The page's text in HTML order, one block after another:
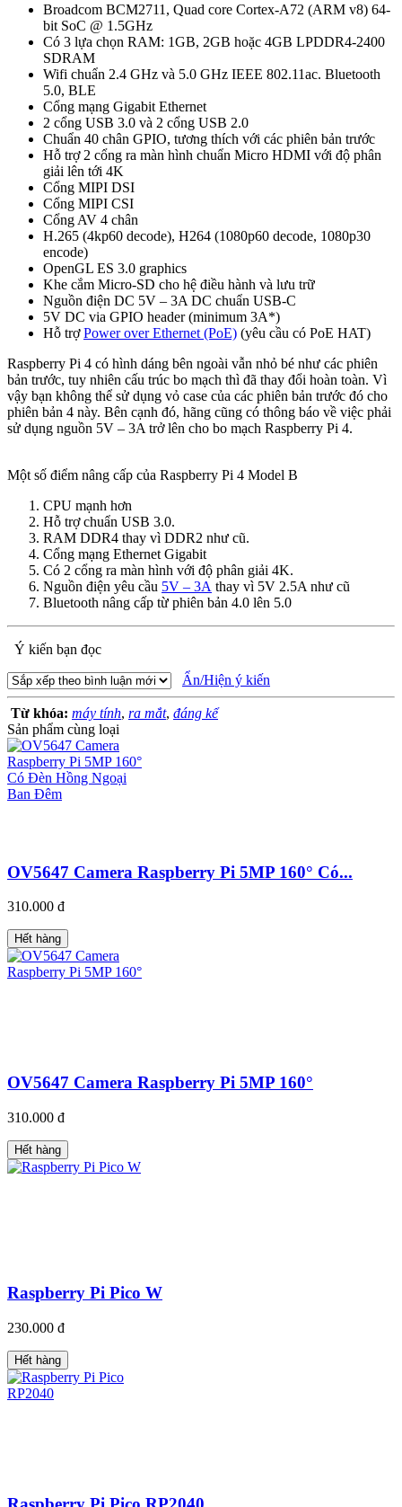
Broadcom BCM2711, Quad core Cortex-A72 (ARM v8) 64-
bit SoC @ 1.5GHz
Có 3 lựa chọn RAM: 1GB, 2GB hoặc 4GB LPDDR4-2400
SDRAM
Wifi chuẩn 2.4 GHz và 5.0 GHz IEEE 802.11ac. Bluetooth
5.0, BLE
Cổng mạng Gigabit Ethernet
2 cổng USB 3.0 và 2 cổng USB 2.0
Chuẩn 40 chân GPIO, tương thích với các phiên bản trước
Hỗ trợ 2 cổng ra màn hình chuẩn Micro HDMI với độ phân
giải lên tới 4K
Cổng MIPI DSI
Cổng MIPI CSI
Cổng AV 4 chân
H.265 (4kp60 decode), H264 (1080p60 decode, 1080p30
encode)
OpenGL ES 3.0 graphics
Khe cắm Micro-SD cho hệ điều hành và lưu trữ
Nguồn điện DC 5V – 3A DC chuẩn USB-C
5V DC via GPIO header (minimum 3A*)
Hỗ trợPower over Ethernet (PoE) (yêu cầu có PoE HAT)
Raspberry Pi 4 có hình dáng bên ngoài vẫn nhỏ bé như các phiên
bản trước, tuy nhiên cấu trúc bo mạch thì đã thay đổi hoàn toàn. Vì
vậy bạn không thể sử dụng vỏ case của các phiên bản trước đó cho
phiên bản 4 này. Bên cạnh đó, hãng cũng có thông báo về việc phải
sử dụng nguồn 5V – 3A trở lên cho bo mạch Raspberry Pi 4.
Một số điểm nâng cấp của Raspberry Pi 4 Model B
CPU mạnh hơn
Hỗ trợ chuẩn USB 3.0.
RAM DDR4 thay vì DDR2 như cũ.
Cổng mạng Ethernet Gigabit
Có 2 cổng ra màn hình với độ phân giải 4K.
Nguồn điện yêu cầu 5V – 3A thay vì 5V 2.5A như cũ
Bluetooth nâng cấp từ phiên bản 4.0 lên 5.0
Ý kiến bạn đọc
Ẩn/Hiện ý kiến
Từ khóa: máy tính, ra mắt, đáng kể
Sản phẩm cùng loại
OV5647 Camera Raspberry Pi 5MP 160° Có...
310.000 đ
Hết hàng
OV5647 Camera Raspberry Pi 5MP 160°
310.000 đ
Hết hàng
Raspberry Pi Pico W
230.000 đ
Hết hàng